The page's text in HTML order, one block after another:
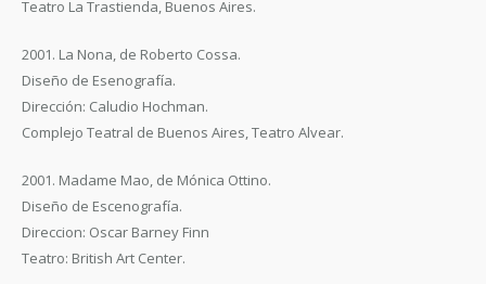
Teatro La Trastienda, Buenos Aires.
2001. La Nona, de Roberto Cossa.
Diseño de Esenografía.
Dirección: Caludio Hochman.
Complejo Teatral de Buenos Aires, Teatro Alvear.
2001. Madame Mao, de Mónica Ottino.
Diseño de Escenografía.
Direccion: Oscar Barney Finn
Teatro: British Art Center.